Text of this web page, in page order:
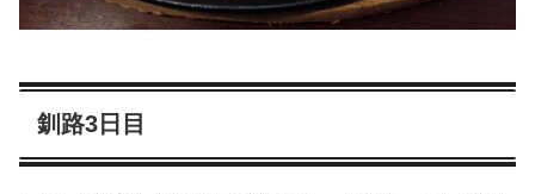
釧路3日目